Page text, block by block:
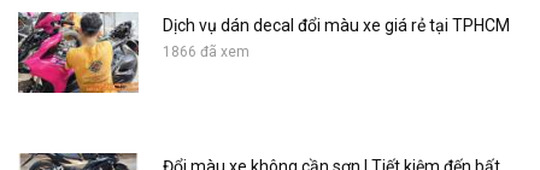
Dịch vụ dán decal đổi màu xe giá rẻ tại TPHCM
1866 đã xem
Đổi màu xe không cần sơn | Tiết kiệm đến bất